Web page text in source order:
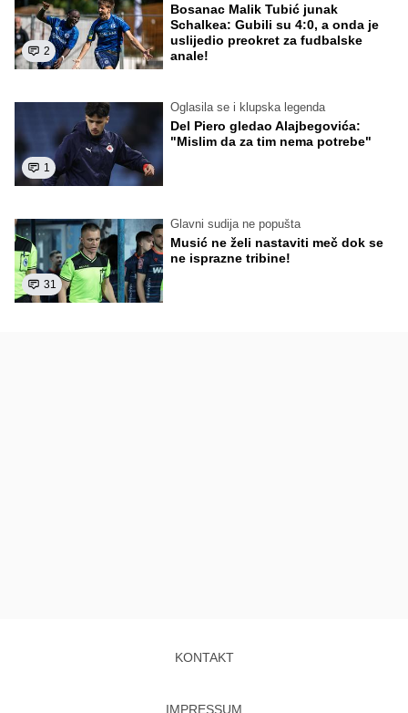
2
Bosanac Malik Tubić junak
Schalkea: Gubili su 4:0, a onda je
uslijedio preokret za fudbalske
anale!
1
Oglasila se i klupska legenda
Del Piero gledao Alajbegovića:
"Mislim da za tim nema potrebe"
31
Glavni sudija ne popušta
Musić ne želi nastaviti meč dok se
ne isprazne tribine!
KONTAKT
IMPRESSUM